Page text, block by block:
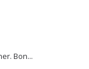
Bon...